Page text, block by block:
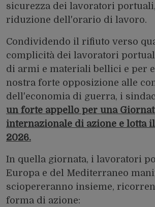
sicurezza dei lavoratori
riduzione dell'orario di lavoro.
Condividendo il rifiuto verso
complicità dei lavoratori
di armi e materiali bellici e per
nostra forte opposizione alle
dell'economia di guerra, i
un forte appello per una
internazionale di azione e lotta
2026.
In quella giornata, i lavoratori
Europa e del Mediterraneo
sciopereranno insieme,
forma di azione: